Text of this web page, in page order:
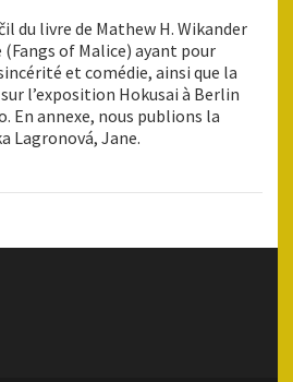
du livre de Mathew H. Wikander
(Fangs of Malice) ayant pour
et comédie, ainsi que la
l’exposition Hokusai à Berlin
En annexe, nous publions la
Lagronová, Jane.